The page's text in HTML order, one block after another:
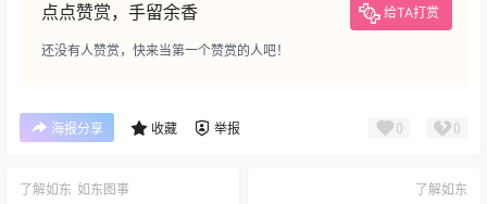
点点赞赏，手留余香 给TA打赏
还没有人赞赏，快来当第一个赞赏的人吧！
海报分享 收藏 举报 0 0
了解如东 如东图事 了解如东